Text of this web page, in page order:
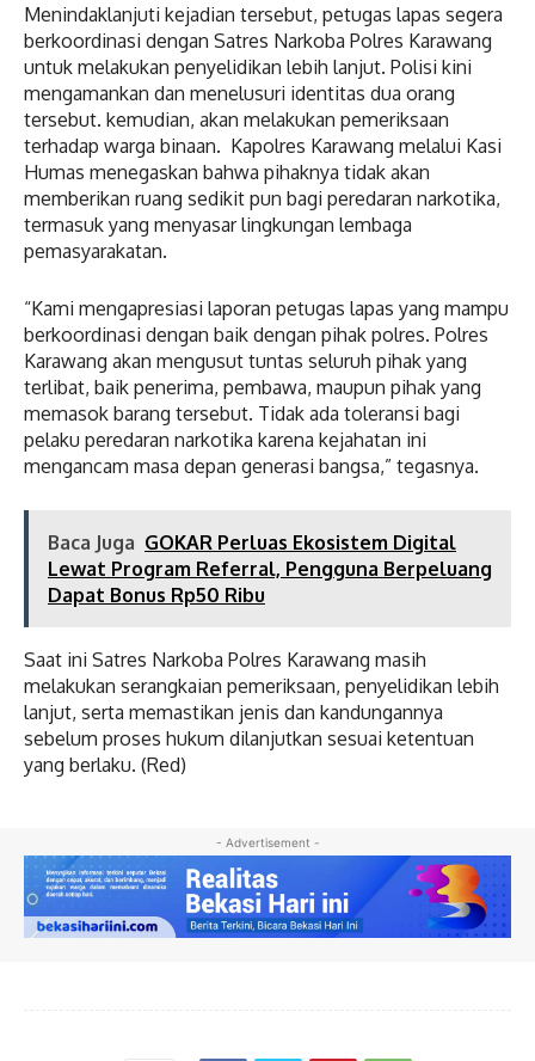
Menindaklanjuti kejadian tersebut, petugas lapas segera
berkoordinasi dengan Satres Narkoba Polres Karawang
untuk melakukan penyelidikan lebih lanjut. Polisi kini
mengamankan dan menelusuri identitas dua orang
tersebut. kemudian, akan melakukan pemeriksaan
terhadap warga binaan. ‎ ‎Kapolres Karawang melalui Kasi
Humas menegaskan bahwa pihaknya tidak akan
memberikan ruang sedikit pun bagi peredaran narkotika,
termasuk yang menyasar lingkungan lembaga
pemasyarakatan. ‎
‎“Kami mengapresiasi laporan petugas lapas yang mampu
berkoordinasi dengan baik dengan pihak polres. Polres
Karawang akan mengusut tuntas seluruh pihak yang
terlibat, baik penerima, pembawa, maupun pihak yang
memasok barang tersebut. Tidak ada toleransi bagi
pelaku peredaran narkotika karena kejahatan ini
mengancam masa depan generasi bangsa,” tegasnya. ‎
Baca Juga GOKAR Perluas Ekosistem Digital
Lewat Program Referral, Pengguna Berpeluang
Dapat Bonus Rp50 Ribu
‎Saat ini Satres Narkoba Polres Karawang masih
melakukan serangkaian pemeriksaan, penyelidikan lebih
lanjut, serta memastikan jenis dan kandungannya
sebelum proses hukum dilanjutkan sesuai ketentuan
yang berlaku. (Red)
- Advertisement -